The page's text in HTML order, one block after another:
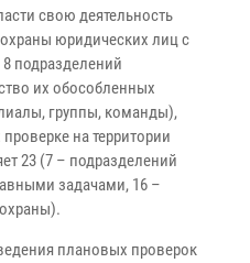
свою деятельность
юридических лиц с
подразделений
их обособленных
группы, команды),
на территории
23 (7 – подразделений
задачами, 16 –
плановых проверок